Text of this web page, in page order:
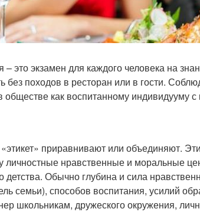
это экзамен для каждого человека на
без походов в ресторан или в гости.
обществе как воспитанному
приравнивают или объединяют.
личностные нравственные и моральные
детства. Обычно глубина и сила
семьи), способов воспитания, усилий
школьникам, дружеского окружения,